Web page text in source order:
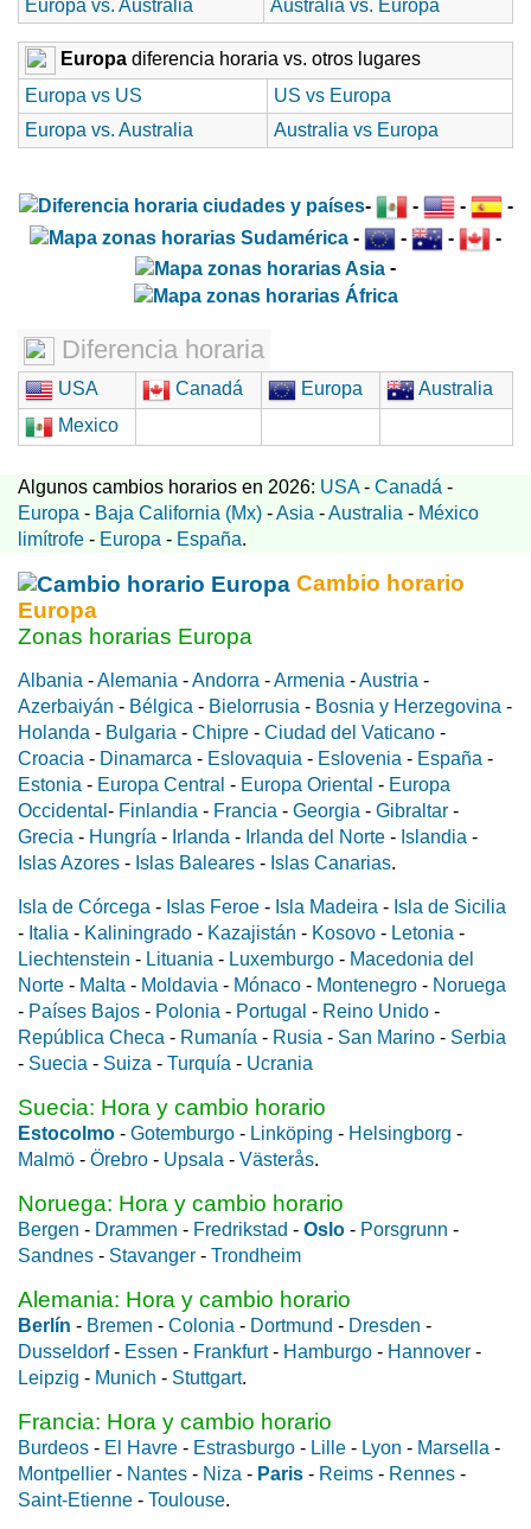
Europa vs. Australia Australia vs. Europa
Europa diferencia horaria vs. otros lugares
Europa vs US
US vs Europa
Europa vs. Australia
Australia vs Europa
- - -
-
-
- -
-
-
Diferencia horaria
USA Canadá Europa
Australia
Mexico
Algunos cambios horarios en 2026: USA- Canadá -
Europa - Baja California (Mx) -Asia -Australia - México
limítrofe - Europa - España.
Cambio horario
Europa
Zonas horarias Europa
Albania -Alemania -Andorra -Armenia -Austria -
Azerbaiyán - Bélgica - Bielorrusia - Bosnia y Herzegovina -
Holanda - Bulgaria - Chipre - Ciudad del Vaticano -
Croacia - Dinamarca - Eslovaquia - Eslovenia - España -
Estonia - Europa Central - Europa Oriental - Europa
Occidental - Finlandia - Francia - Georgia - Gibraltar -
Grecia - Hungría - Irlanda - Irlanda del Norte - Islandia -
Islas Azores - Islas Baleares - Islas Canarias.
Isla de Córcega - Islas Feroe - Isla Madeira - Isla de Sicilia
- Italia - Kaliningrado - Kazajistán - Kosovo - Letonia -
Liechtenstein - Lituania - Luxemburgo - Macedonia del
Norte - Malta - Moldavia - Mónaco - Montenegro - Noruega
- Países Bajos - Polonia - Portugal - Reino Unido -
República Checa - Rumanía - Rusia - San Marino - Serbia
- Suecia - Suiza - Turquía - Ucrania
Suecia: Hora y cambio horario
Estocolmo - Gotemburgo - Linköping - Helsingborg -
Malmö - Örebro - Upsala - Västerås.
Noruega: Hora y cambio horario
Bergen - Drammen - Fredrikstad - Oslo - Porsgrunn -
Sandnes - Stavanger - Trondheim
Alemania: Hora y cambio horario
Berlín - Bremen - Colonia - Dortmund - Dresden -
Dusseldorf- Essen - Frankfurt- Hamburgo - Hannover -
Leipzig - Munich - Stuttgart.
Francia: Hora y cambio horario
Burdeos - El Havre - Estrasburgo - Lille - Lyon - Marsella -
Montpellier - Nantes - Niza - Paris - Reims - Rennes -
Saint-Etienne - Toulouse.